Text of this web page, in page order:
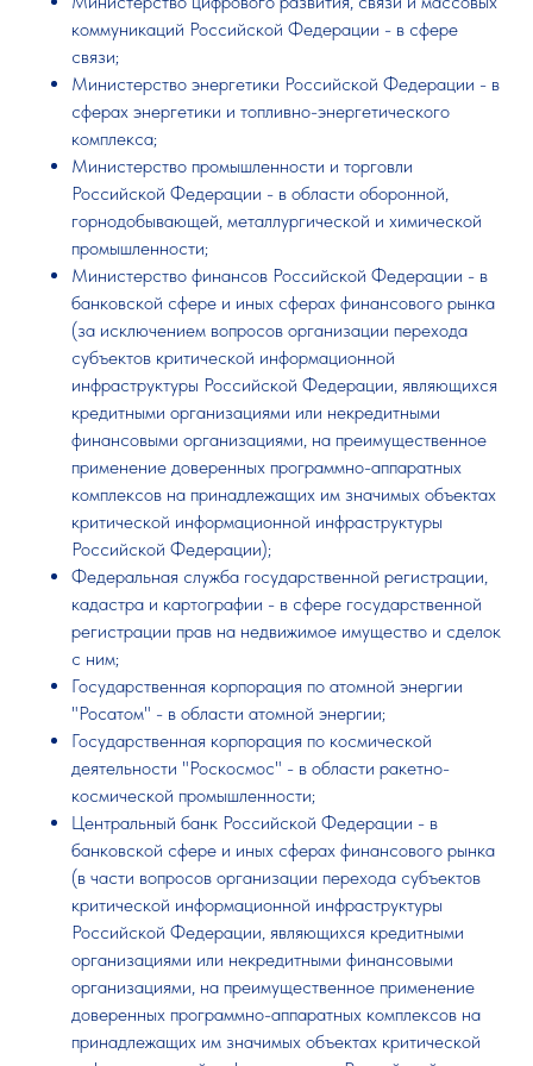
коммуникаций Российской Федерации - в сфере
связи;
Министерство энергетики Российской Федерации - в
сферах энергетики и топливно-энергетического
комплекса;
Министерство промышленности и торговли
Российской Федерации - в области оборонной,
горнодобывающей, металлургической и химической
промышленности;
Министерство финансов Российской Федерации - в
банковской сфере и иных сферах финансового рынка
(за исключением вопросов организации перехода
субъектов критической информационной
инфраструктуры Российской Федерации, являющихся
кредитными организациями или некредитными
финансовыми организациями, на преимущественное
применение доверенных программно-аппаратных
комплексов на принадлежащих им значимых объектах
критической информационной инфраструктуры
Российской Федерации);
Федеральная служба государственной регистрации,
кадастра и картографии - в сфере государственной
регистрации прав на недвижимое имущество и сделок
с ним;
Государственная корпорация по атомной энергии
"Росатом" - в области атомной энергии;
Государственная корпорация по космической
деятельности "Роскосмос" - в области ракетно-
космической промышленности;
Центральный банк Российской Федерации - в
банковской сфере и иных сферах финансового рынка
(в части вопросов организации перехода субъектов
критической информационной инфраструктуры
Российской Федерации, являющихся кредитными
организациями или некредитными финансовыми
организациями, на преимущественное применение
доверенных программно-аппаратных комплексов на
принадлежащих им значимых объектах критической